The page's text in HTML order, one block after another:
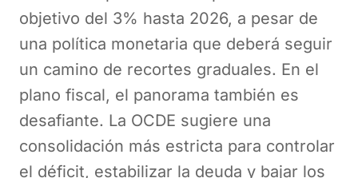
objetivo del 3% hasta 2026, a pesar de
una política monetaria que deberá seguir
un camino de recortes graduales. En el
plano fiscal, el panorama también es
desafiante. La OCDE sugiere una
consolidación más estricta para controlar
el déficit, estabilizar la deuda y bajar los